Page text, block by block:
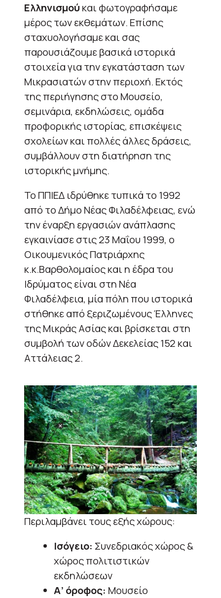
Ελληνισμού και φωτογραφήσαμε
μέρος των εκθεμάτων. Επίσης
σταχυολογήσαμε και σας
παρουσιάζουμε βασικά ιστορικά
στοιχεία για την εγκατάσταση των
Μικρασιατών στην περιοχή. Εκτός
της περιήγησης στο Μουσείο,
σεμινάρια, εκδηλώσεις, ομάδα
προφορικής ιστορίας, επισκέψεις
σχολείων και πολλές άλλες δράσεις,
συμβάλλουν στη διατήρηση της
ιστορικής μνήμης.
Το ΠΠΙΕΔ ιδρύθηκε τυπικά το 1992
από το Δήμο Νέας Φιλαδέλφειας, ενώ
την έναρξη εργασιών ανάπλασης
εγκαινίασε στις 23 Μαΐου 1999, ο
Οικουμενικός Πατριάρχης
κ.κ.Βαρθολομαίος και η έδρα του
Ιδρύματος είναι στη Νέα
Φιλαδέλφεια, μία πόλη που ιστορικά
στήθηκε από ξεριζωμένους Έλληνες
της Μικράς Ασίας και βρίσκεται στη
συμβολή των οδών Δεκελείας 152 και
Αττάλειας 2.
Περιλαμβάνει τους εξής χώρους:
Ισόγειο: Συνεδριακός χώρος &
χώρος πολιτιστικών
εκδηλώσεων
Α’ όροφος: Μουσείο